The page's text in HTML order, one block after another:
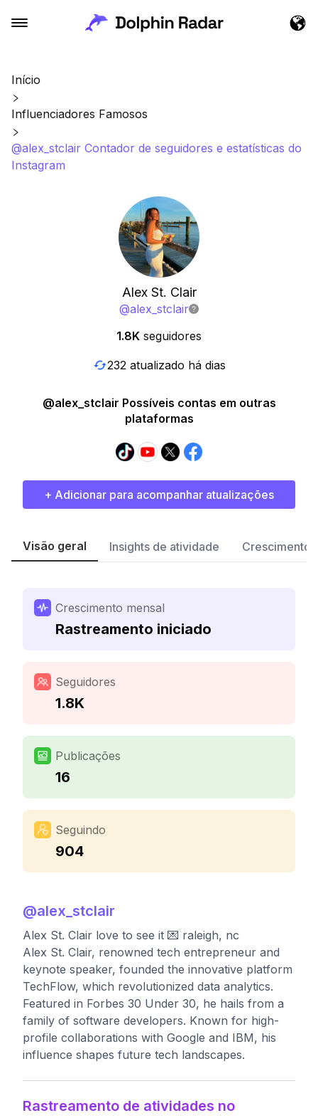
Início
Influenciadores Famosos
@alex_stclair Contador de seguidores e estatísticas do
Instagram
Alex St. Clair
@alex_stclair
1.8K seguidores
232 atualizado há dias
@alex_stclair Possíveis contas em outras
plataformas
+ Adicionar para acompanhar atualizações
Visão geral Insights de atividade Crescimento
Crescimento mensal
Rastreamento iniciado
Seguidores
1.8K
Publicações
16
Seguindo
904
@alex_stclair
Alex St. Clair love to see it 💌 raleigh, nc
Alex St. Clair, renowned tech entrepreneur and
keynote speaker, founded the innovative platform
TechFlow, which revolutionized data analytics.
Featured in Forbes 30 Under 30, he hails from a
family of software developers. Known for high-
profile collaborations with Google and IBM, his
influence shapes future tech landscapes.
Rastreamento de atividades no